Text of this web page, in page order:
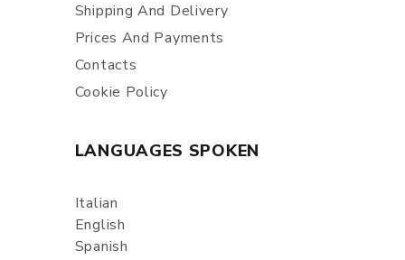
Shipping And Delivery
Prices And Payments
Contacts
Cookie Policy
LANGUAGES SPOKEN
Italian
English
Spanish